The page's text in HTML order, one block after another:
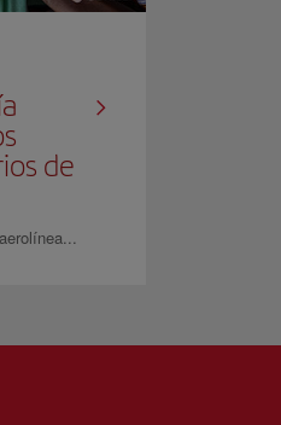
de